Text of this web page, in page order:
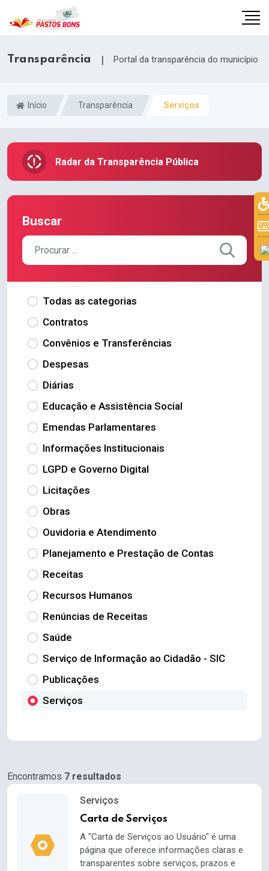
Transparência | Portal da transparência do município
Início Transparência Serviços
Radar da Transparência Pública
Buscar
Todas as categorias
Contratos
Convênios e Transferências
Despesas
Diárias
Educação e Assistência Social
Emendas Parlamentares
Informações Institucionais
LGPD e Governo Digital
Licitações
Obras
Ouvidoria e Atendimento
Planejamento e Prestação de Contas
Receitas
Recursos Humanos
Renúncias de Receitas
Saúde
Serviço de Informação ao Cidadão - SIC
Publicações
Serviços
Encontramos 7 resultados
Serviços
Carta de Serviços
A "Carta de Serviços ao Usuário" é uma
página que oferece informações claras e
transparentes sobre serviços, prazos e